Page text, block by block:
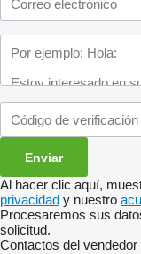
Al hacer clic aquí,
privacidad y nuestro
Procesaremos sus
solicitud.
Contactos del vendedor